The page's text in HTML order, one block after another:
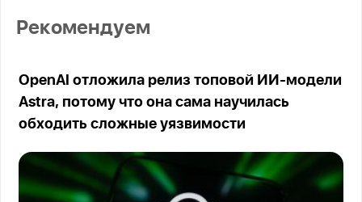
Рекомендуем
OpenAI отложила релиз топовой ИИ-модели
Astra, потому что она сама научилась
обходить сложные уязвимости